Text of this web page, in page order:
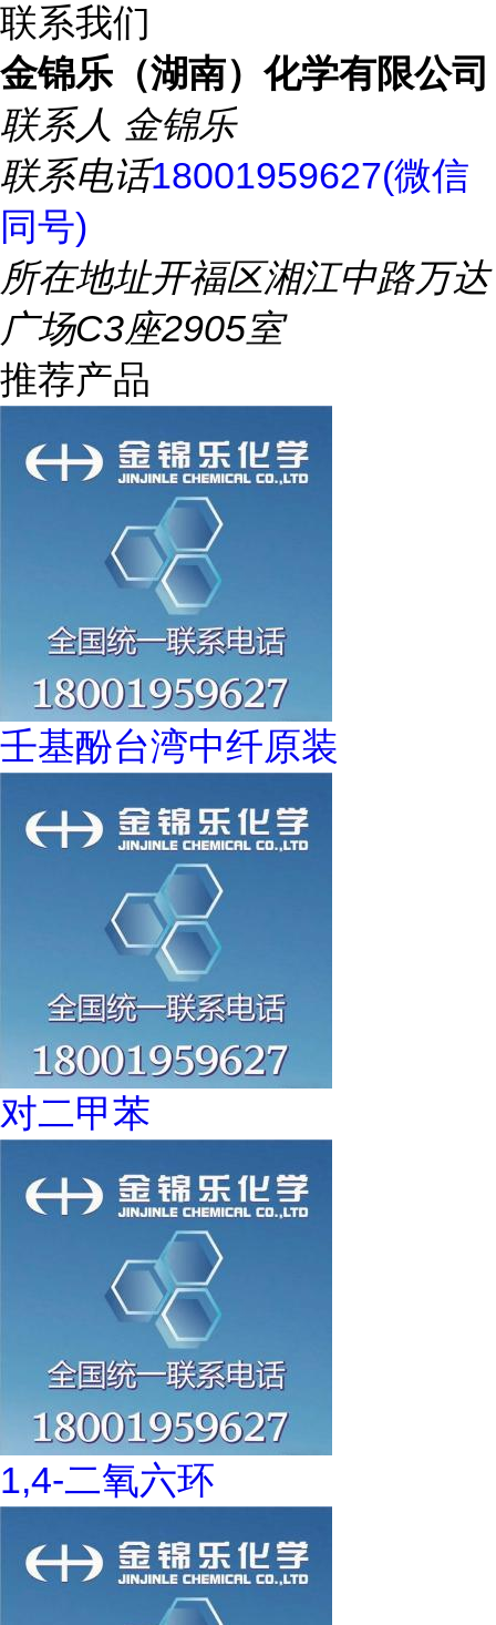
联系我们
金锦乐（湖南）化学有限公司
联系人 金锦乐
联系电话18001959627(微信
同号)
所在地址开福区湘江中路万达
广场C3座2905室
推荐产品
壬基酚台湾中纤原装
对二甲苯
1,4-二氧六环